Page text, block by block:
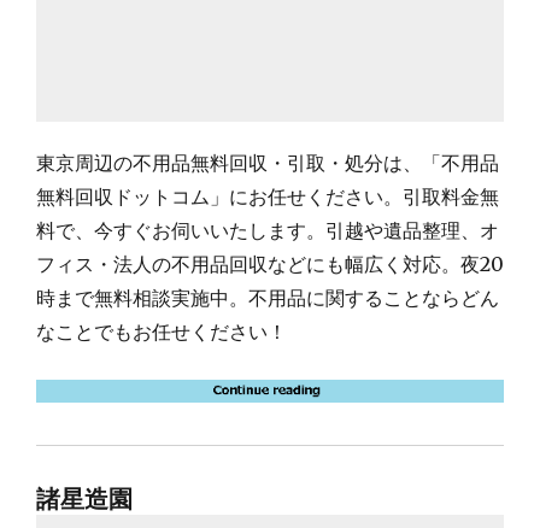
東京周辺の不用品無料回収・引取・処分は、「不用品
無料回収ドットコム」にお任せください。引取料金無
料で、今すぐお伺いいたします。引越や遺品整理、オ
フィス・法人の不用品回収などにも幅広く対応。夜20
時まで無料相談実施中。不用品に関することならどん
なことでもお任せください！
諸星造園